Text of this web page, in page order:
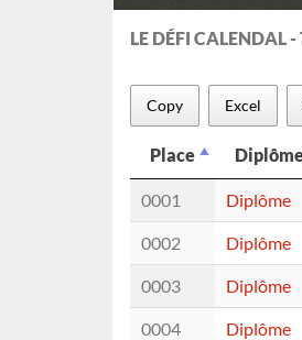
LE DÉFI CALENDAL
Copy Excel
Place
Place
Diplôme
0001 Diplôme
0002 Diplôme
0003 Diplôme
0004 Diplôme